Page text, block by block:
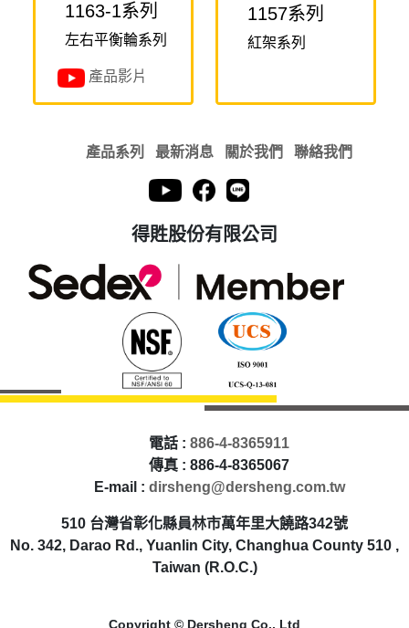
1163-1系列
左右平衡輪系列
產品影片
1157系列
紅架系列
產品系列 最新消息 關於我們 聯絡我們
得貹股份有限公司
電話 : 886-4-8365911
傳真 : 886-4-8365067
E-mail : dirsheng@dersheng.com.tw
510 台灣省彰化縣員林市萬年里大饒路342號
No. 342, Darao Rd., Yuanlin City, Changhua County 510 ,
Taiwan (R.O.C.)
Copyright © Dersheng Co., Ltd